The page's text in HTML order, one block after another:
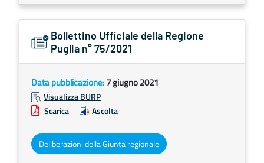
Bollettino Ufficiale della Regione
Puglia n° 75/2021
Data pubblicazione:7 giugno 2021
Visualizza BURP
Scarica
Ascolta
Deliberazioni della Giunta regionale